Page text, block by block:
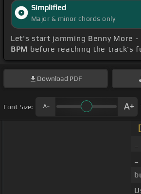
Simplified
Major & minor chords only
Let's start jamming Benny More -
BPM before reaching the track's
Download PDF
Font Size: